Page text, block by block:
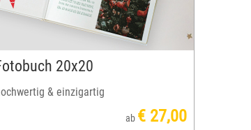
20x20
& einzigartig
ab € 27,00